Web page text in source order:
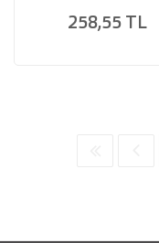
258,55 TL